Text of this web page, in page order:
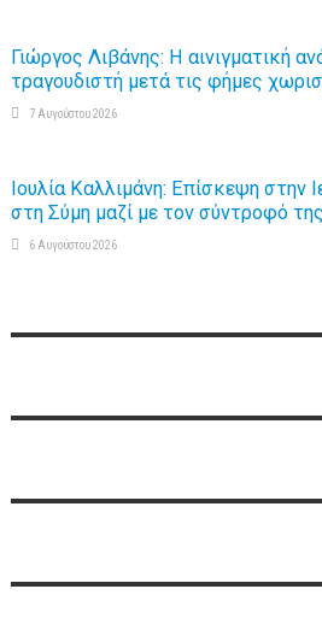
Γιώργος Λιβάνης: Η αινιγματική
τραγουδιστή μετά τις φήμες
7 Αυγούστου 2026
Ιουλία Καλλιμάνη: Επίσκεψη στην
στη Σύμη μαζί με τον σύντροφό της
6 Αυγούστου 2026